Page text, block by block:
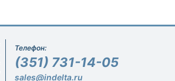
Телефон:
(351) 731-14-05
sales@indelta.ru